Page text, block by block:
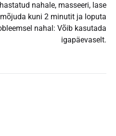
nahale, masseeri, lase
mõjuda kuni 2 minutit ja loputa
nahal: Võib kasutada
igapäevaselt.